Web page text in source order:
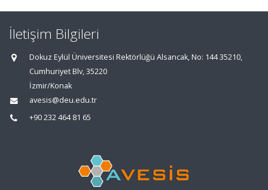
İletişim Bilgileri
Dokuz Eylül Üniversitesi Rektörlüğü Alsancak, No: 144 35210,
Cumhuriyet Blv, 35220
İzmir/Konak
avesis@deu.edu.tr
+90 232 464 81 65